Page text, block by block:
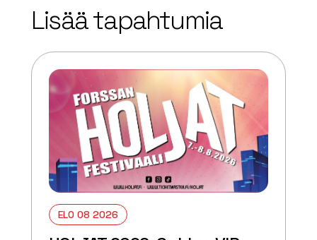
Lisää tapahtumia
ELO 08 2026